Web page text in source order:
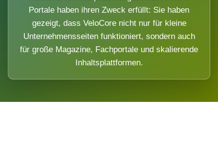
Portale haben ihren Zweck erfüllt: Sie haben
gezeigt, dass VeloCore nicht nur für kleine
Unternehmensseiten funktioniert, sondern auch
für große Magazine, Fachportale und skalierende
Inhaltsplattformen.